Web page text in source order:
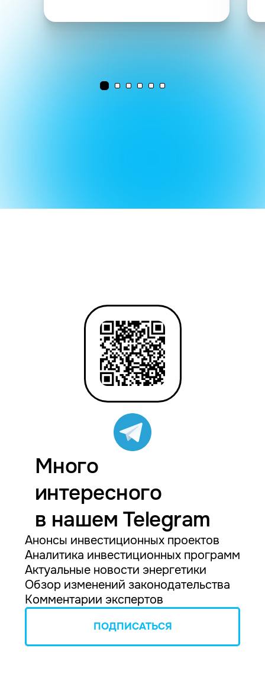
Много
интересного
в нашем Telegram
Анонсы инвестиционных проектов
Аналитика инвестиционных программ
Актуальные новости энергетики
Обзор изменений законодательства
Комментарии экспертов
ПОДПИСАТЬСЯ